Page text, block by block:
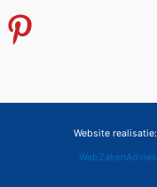
Website realisatie:
WebZakenAdvies